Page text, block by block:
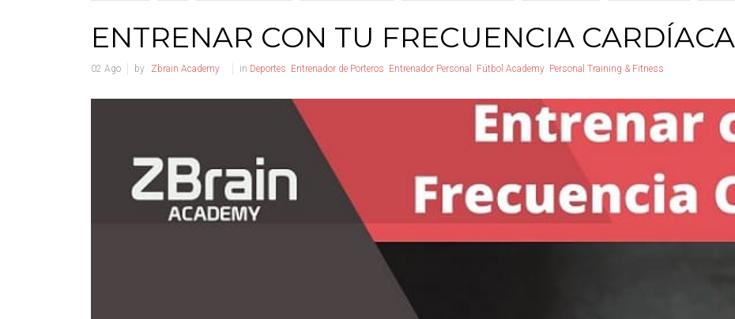
ENTRENAR CON TU FRECUENCIA CARDÍACA
02 Ago by Zbrain Academy in Deportes Entrenador de Porteros Entrenador Personal Fútbol Academy Personal Training & Fitness